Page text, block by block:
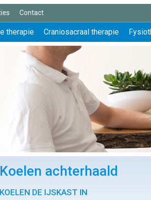
Contact
therapie Craniosacraal therapie
Koelen achterhaald
KOELEN DE IJSKAST IN